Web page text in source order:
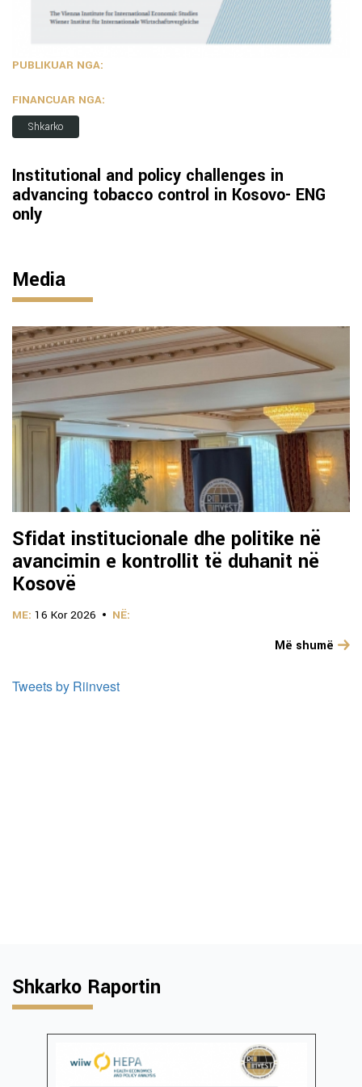
PUBLIKUAR NGA:
FINANCUAR NGA:
Shkarko
Institutional and policy challenges in
advancing tobacco control in Kosovo- ENG
only
Media
Sfidat institucionale dhe politike në
avancimin e kontrollit të duhanit në
Kosovë
ME: 16 Kor 2026 NË:
Më shumë
Tweets by Riinvest
Shkarko Raportin